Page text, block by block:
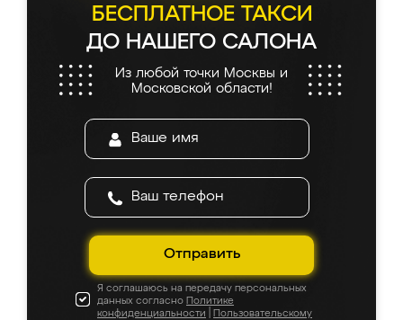
БЕСПЛАТНОЕ ТАКСИ
ДО НАШЕГО САЛОНА
Из любой точки Москвы и
Московской области!
Отправить
Я соглашаюсь на передачу персональных
данных согласно Политике
конфиденциальности
Пользовательскому